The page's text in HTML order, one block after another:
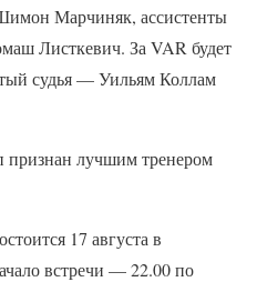
Марчиняк, ассистенты
Листкевич. За VAR будет
судья — Уильям Коллам
лучшим тренером
17 августа в
встречи — 22.00 по